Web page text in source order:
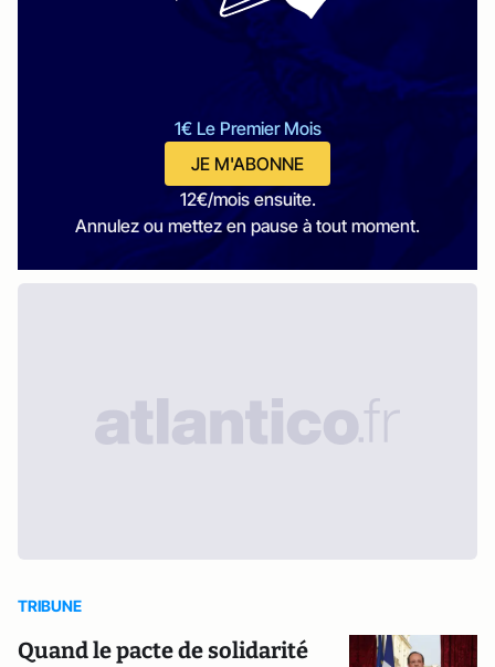
1€ Le Premier Mois
JE M'ABONNE
12€/mois ensuite.
Annulez ou mettez en pause à tout moment.
TRIBUNE
Quand le pacte de solidarité